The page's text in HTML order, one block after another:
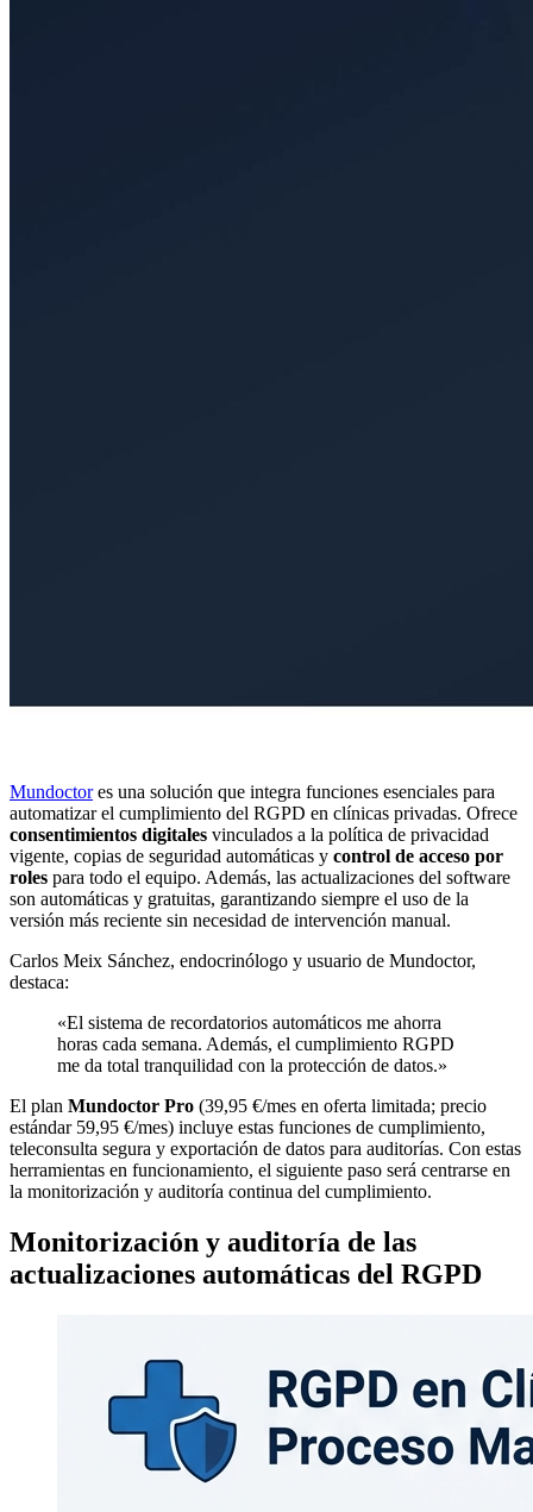
Mundoctores una solución que integra funciones esenciales para
automatizar el cumplimiento del RGPD en clínicas privadas. Ofrece
consentimientos digitales vinculados a la política de privacidad
vigente, copias de seguridad automáticas y control de acceso por
roles para todo el equipo. Además, las actualizaciones del software
son automáticas y gratuitas, garantizando siempre el uso de la
versión más reciente sin necesidad de intervención manual.
Carlos Meix Sánchez, endocrinólogo y usuario de Mundoctor,
destaca:
«El sistema de recordatorios automáticos me ahorra
horas cada semana. Además, el cumplimiento RGPD
me da total tranquilidad con la protección de datos.»
El plan Mundoctor Pro (39,95 €/mes en oferta limitada; precio
estándar 59,95 €/mes) incluye estas funciones de cumplimiento,
teleconsulta segura y exportación de datos para auditorías. Con estas
herramientas en funcionamiento, el siguiente paso será centrarse en
la monitorización y auditoría continua del cumplimiento.
Monitorización y auditoría de las
actualizaciones automáticas del RGPD